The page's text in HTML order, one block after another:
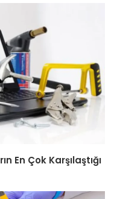
En Çok Karşılaştığı